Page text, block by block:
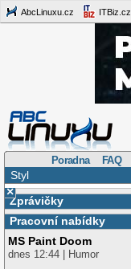
AbcLinuxu.cz ITBiz.cz
Poradna FAQ
Styl
×
Zprávičky
Pracovní nabídky
MS Paint Doom
dnes 12:44 | Humor